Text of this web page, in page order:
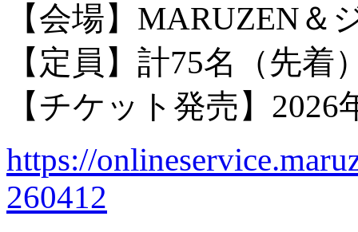
【会場】 MARUZEN＆
【定員】計75名（先着
【チケット発売】
https://
260412